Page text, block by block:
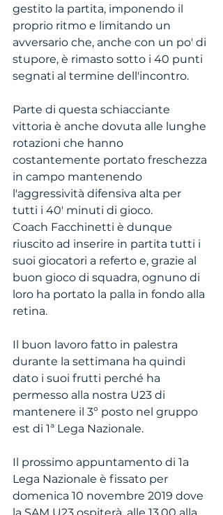
gestito la partita, imponendo il
proprio ritmo e limitando un
avversario che, anche con un po' di
stupore, è rimasto sotto i 40 punti
segnati al termine dell'incontro.
Parte di questa schiacciante
vittoria è anche dovuta alle lunghe
rotazioni che hanno
costantemente portato freschezza
in campo mantenendo
l'aggressività difensiva alta per
tutti i 40' minuti di gioco.
Coach Facchinetti è dunque
riuscito ad inserire in partita tutti i
suoi giocatori a referto e, grazie al
buon gioco di squadra, ognuno di
loro ha portato la palla in fondo alla
retina.
Il buon lavoro fatto in palestra
durante la settimana ha quindi
dato i suoi frutti perché ha
permesso alla nostra U23 di
mantenere il 3º posto nel gruppo
est di 1ª Lega Nazionale.
Il prossimo appuntamento di 1a
Lega Nazionale è fissato per
domenica 10 novembre 2019 dove